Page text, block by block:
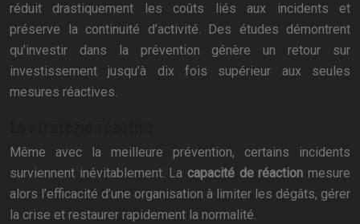
réduit drastiquement les coûts liés aux incidents et
préserve la continuité d’activité. Des études démontrent
qu’investir dans la prévention génère un retour sur
investissement jusqu’à dix fois supérieur aux seules
mesures réactives.
Même avec la meilleure prévention, certains incidents
surviennent inévitablement. La capacité de réaction mesure
alors l’efficacité d’une organisation à limiter les dégâts, gérer
la crise et restaurer rapidement la normalité.